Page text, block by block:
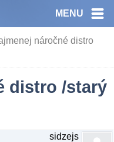
MENU
náročné distro
distro /starý
sidzejs